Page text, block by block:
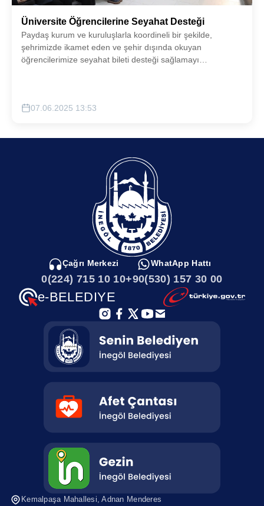
Üniversite Öğrencilerine Seyahat Desteği
Paydaş kurum ve kuruluşlarla koordineli bir şekilde,
şehrimizde ikamet eden ve şehir dışında okuyan
öğrencilerimize seyahat bileti desteği sağlamayı
07.06.2025 13:53
Çağrı Merkezi
0(224) 715 10 10
WhatApp Hattı
+90(530) 157 30 00
e-BELEDIYE
Kemalpaşa Mahallesi, Adnan Menderes